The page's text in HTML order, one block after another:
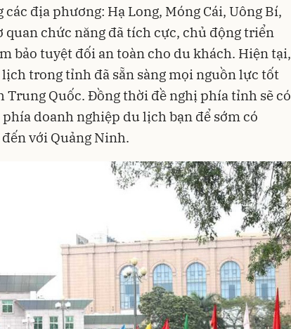
địa phương: Hạ Long, Móng Cái, Uông Bí,
quan chức năng đã tích cực, chủ động triển
bảo tuyệt đối an toàn cho du khách. Hiện tại,
trong tỉnh đã sẵn sàng mọi nguồn lực tốt
Trung Quốc. Đồng thời đề nghị phía tỉnh sẽ có
doanh nghiệp du lịch bạn để sớm có
với Quảng Ninh.